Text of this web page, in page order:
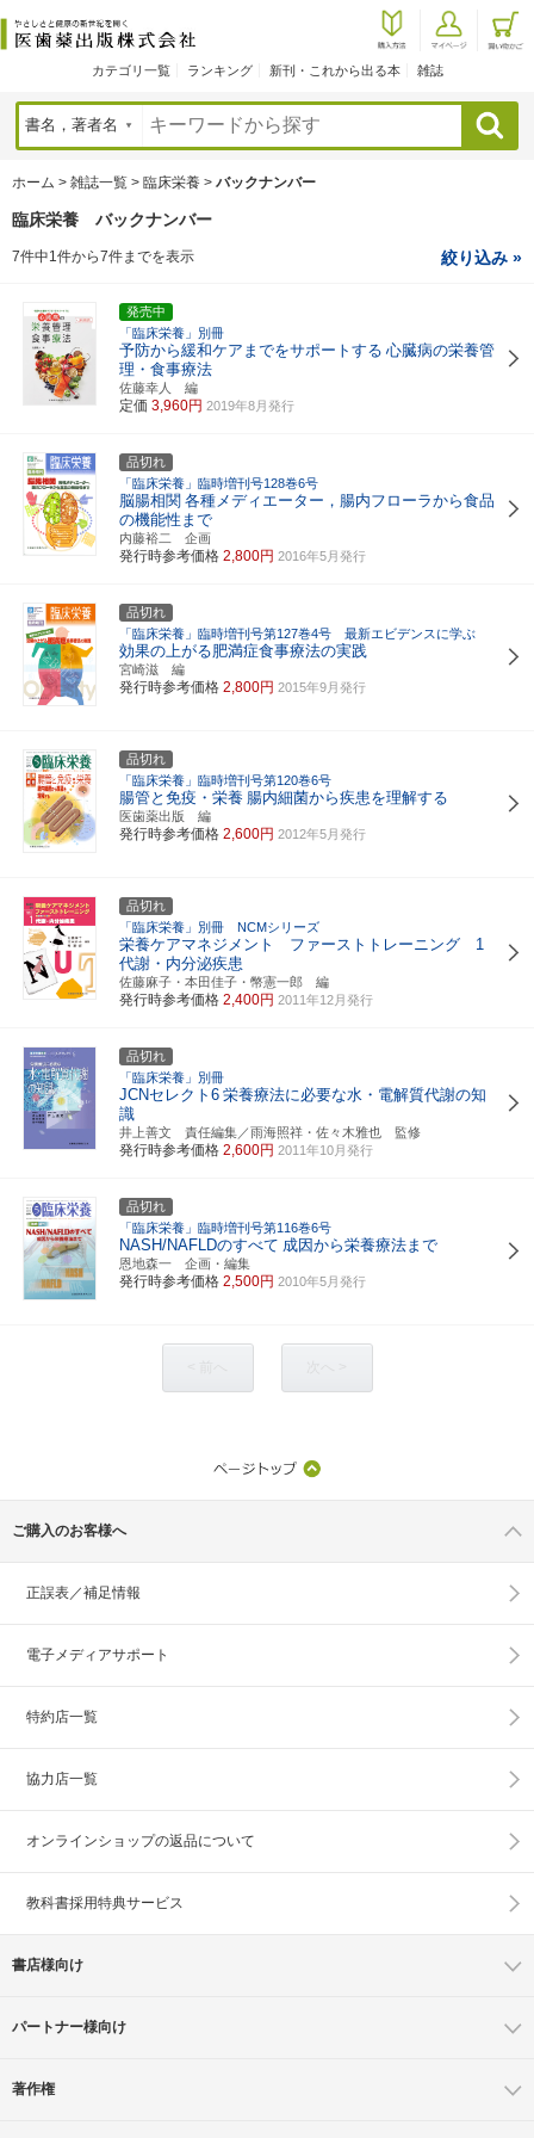
カテゴリ一覧 ランキング 新刊・これから出る本 雑誌
検索
ホーム > 雑誌一覧 > 臨床栄養 > バックナンバー
臨床栄養 バックナンバー
7件中1件から7件までを表示 絞り込み »
発売中
「臨床栄養」別冊
予防から緩和ケアまでをサポートする 心臓病の栄養管
理・食事療法
佐藤幸人 編
定価 3,960円 2019年8月発行
品切れ
「臨床栄養」臨時増刊号128巻6号
脳腸相関 各種メディエーター，腸内フローラから食品
の機能性まで
内藤裕二 企画
発行時参考価格 2,800円 2016年5月発行
品切れ
「臨床栄養」臨時増刊号第127巻4号 最新エビデンスに学ぶ
効果の上がる肥満症食事療法の実践
宮崎滋 編
発行時参考価格 2,800円 2015年9月発行
品切れ
「臨床栄養」臨時増刊号第120巻6号
腸管と免疫・栄養 腸内細菌から疾患を理解する
医歯薬出版 編
発行時参考価格 2,600円 2012年5月発行
品切れ
「臨床栄養」別冊 NCMシリーズ
栄養ケアマネジメント ファーストトレーニング 1
代謝・内分泌疾患
佐藤麻子・本田佳子・幣憲一郎 編
発行時参考価格 2,400円 2011年12月発行
品切れ
「臨床栄養」別冊
JCNセレクト6 栄養療法に必要な水・電解質代謝の知
識
井上善文 責任編集／雨海照祥・佐々木雅也 監修
発行時参考価格 2,600円 2011年10月発行
品切れ
「臨床栄養」臨時増刊号第116巻6号
NASH/NAFLDのすべて 成因から栄養療法まで
恩地森一 企画・編集
発行時参考価格 2,500円 2010年5月発行
ご購入のお客様へ
正誤表／補足情報
電子メディアサポート
特約店一覧
協力店一覧
オンラインショップの返品について
教科書採用特典サービス
書店様向け
パートナー様向け
著作権